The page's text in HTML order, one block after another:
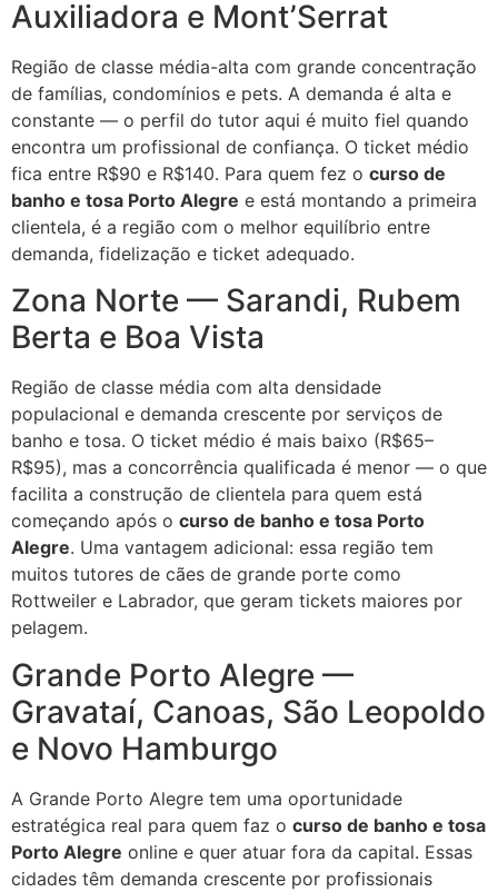
Auxiliadora e Mont’Serrat
Região de classe média-alta com grande concentração
de famílias, condomínios e pets. A demanda é alta e
constante — o perfil do tutor aqui é muito fiel quando
encontra um profissional de confiança. O ticket médio
fica entre R$90 e R$140. Para quem fez o curso de
banho e tosa Porto Alegre e está montando a primeira
clientela, é a região com o melhor equilíbrio entre
demanda, fidelização e ticket adequado.
Zona Norte — Sarandi, Rubem
Berta e Boa Vista
Região de classe média com alta densidade
populacional e demanda crescente por serviços de
banho e tosa. O ticket médio é mais baixo (R$65–
R$95), mas a concorrência qualificada é menor — o que
facilita a construção de clientela para quem está
começando após o curso de banho e tosa Porto
Alegre. Uma vantagem adicional: essa região tem
muitos tutores de cães de grande porte como
Rottweiler e Labrador, que geram tickets maiores por
pelagem.
Grande Porto Alegre —
Gravataí, Canoas, São Leopoldo
e Novo Hamburgo
A Grande Porto Alegre tem uma oportunidade
estratégica real para quem faz o curso de banho e tosa
Porto Alegre online e quer atuar fora da capital. Essas
cidades têm demanda crescente por profissionais